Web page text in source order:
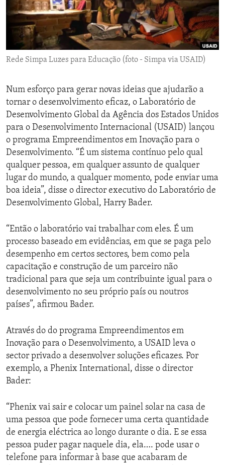
ENVIRONMENT AND HEALTH
IDEALS AND INSTITUTIONS
Rede Simpa Luzes para Educação (foto - Simpa via USAID)
Num esforço para gerar novas ideias que ajudarão a
tornar o desenvolvimento eficaz, o Laboratório de
Desenvolvimento Global da Agência dos Estados Unidos
para o Desenvolvimento Internacional (USAID) lançou
o programa Empreendimentos em Inovação para o
Desenvolvimento. “É um sistema contínuo pelo qual
qualquer pessoa, em qualquer assunto de qualquer
lugar do mundo, a qualquer momento, pode enviar uma
boa ideia”, disse o director executivo do Laboratório de
Desenvolvimento Global, Harry Bader.
“Então o laboratório vai trabalhar com eles. É um
processo baseado em evidências, em que se paga pelo
desempenho em certos sectores, bem como pela
capacitação e construção de um parceiro não
tradicional para que seja um contribuinte igual para o
desenvolvimento no seu próprio país ou noutros
países”, afirmou Bader.
Através do do programa Empreendimentos em
Inovação para o Desenvolvimento, a USAID leva o
sector privado a desenvolver soluções eficazes. Por
exemplo, a Phenix International, disse o director
Bader:
“Phenix vai sair e colocar um painel solar na casa de
uma pessoa que pode fornecer uma certa quantidade
de energia eléctrica ao longo durante o dia. E se essa
pessoa puder pagar naquele dia, ela…. pode usar o
telefone para informar à base que acabaram de